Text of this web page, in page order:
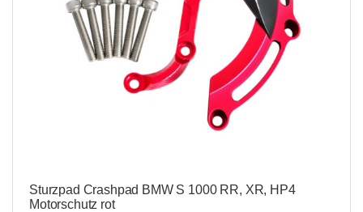
Sturzpad Crashpad BMW S 1000 RR, XR, HP4
Motorschutz rot